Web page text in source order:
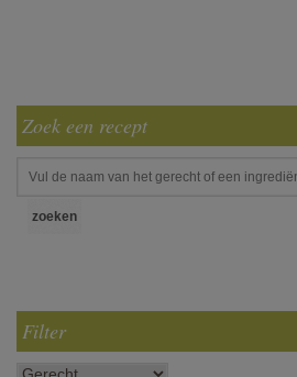
Zoek een recept
Filter